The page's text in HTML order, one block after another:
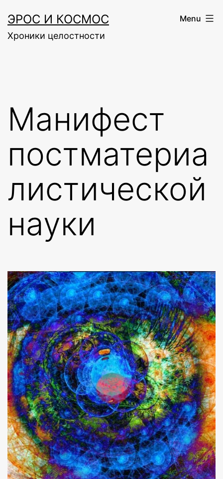
to
content
ЭРОС И КОСМОС
Хроники целостности
Menu
Манифест
постматериа
листической
науки